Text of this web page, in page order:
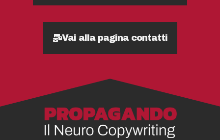
Vai alla pagina contatti